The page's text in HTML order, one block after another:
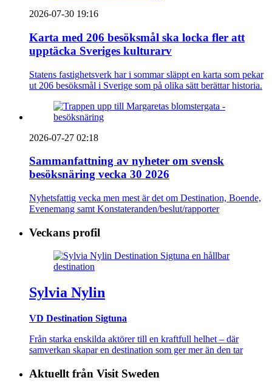
2026-07-30 19:16
Karta med 206 besöksmål ska locka fler att
upptäcka Sveriges kulturarv
Statens fastighetsverk har i sommar släppt en karta som pekar
ut 206 besöksmål i Sverige som på olika sätt berättar historia.
2026-07-27 02:18
Sammanfattning av nyheter om svensk
besöksnäring vecka 30 2026
Nyhetsfattig vecka men mest är det om Destination, Boende,
Evenemang samt Konstateranden/beslut/rapporter
Veckans profil
Sylvia Nylin
VD Destination Sigtuna
Från starka enskilda aktörer till en kraftfull helhet – där
samverkan skapar en destination som ger mer än den tar
Aktuellt från Visit Sweden